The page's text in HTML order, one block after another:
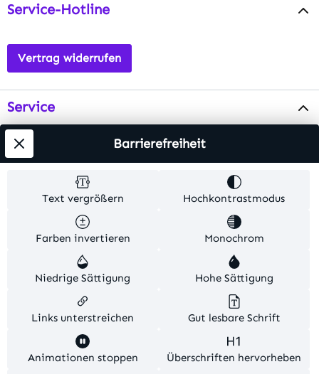
Service-Hotline
Vertrag widerrufen
Service
Info
Alle Preise inkl. gesetzl. Mehrwertsteuer zzgl.
Versandkosten . Alle Artikelangaben sind
Herstellerangaben und ohne Gewähr.
© 2026 MKV24 – Alle Rechte vorbehalten. Theme by
TC-Innovations
Text vergrößern Hochkontrastmodus
Farben invertieren Monochrom
Niedrige Sättigung Hohe Sättigung
Links unterstreichen Gut lesbare Schrift
Animationen stoppen Überschriften hervorheben
Barrierefreiheit
Diese Website verwendet Cookies, um eine bestmögliche
Erfahrung bieten zu können.